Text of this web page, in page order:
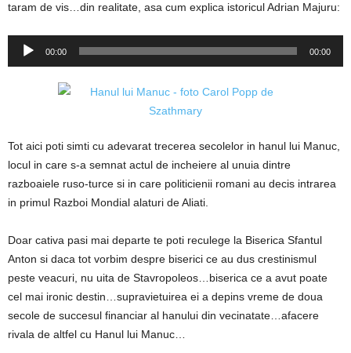
taram de vis…din realitate, asa cum explica istoricul Adrian Majuru:
Player
00:00 00:00
Tot aici poti simti cu adevarat trecerea secolelor in hanul lui Manuc,
locul in care s-a semnat actul de incheiere al unuia dintre
razboaiele ruso-turce si in care politicienii romani au decis intrarea
in primul Razboi Mondial alaturi de Aliati.
Doar cativa pasi mai departe te poti reculege la Biserica Sfantul
Anton si daca tot vorbim despre biserici ce au dus crestinismul
peste veacuri, nu uita de Stavropoleos…biserica ce a avut poate
cel mai ironic destin…supravietuirea ei a depins vreme de doua
secole de succesul financiar al hanului din vecinatate…afacere
rivala de altfel cu Hanul lui Manuc…